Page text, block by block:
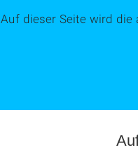
Auf dieser Seite wird